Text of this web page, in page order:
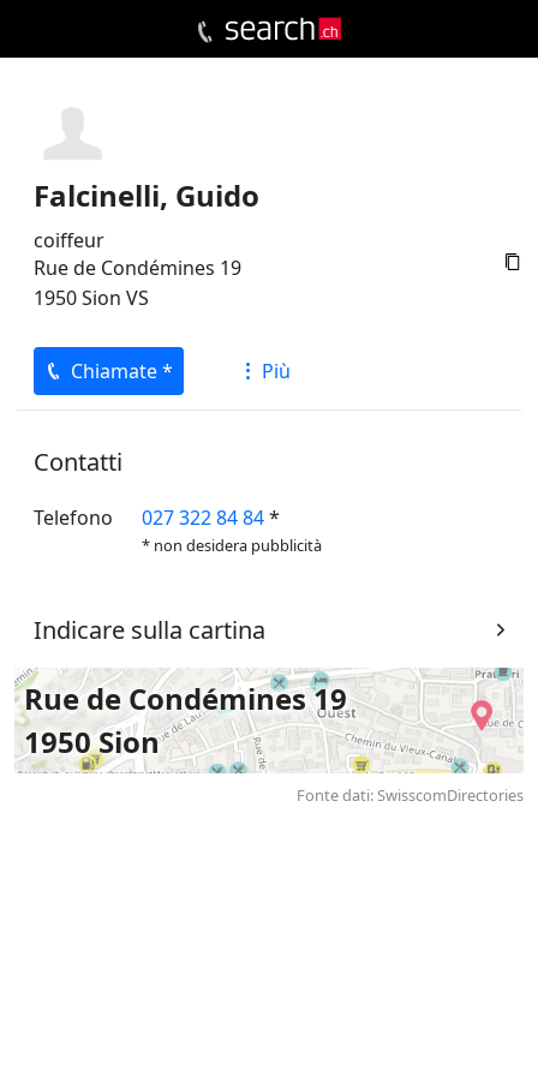
Falcinelli, Guido
coiffeur

Rue de Condémines 19
1950Sion VS
Chiamate * Più
Contatti
Telefono 027 322 84 84*
* non desidera pubblicità
Indicare sulla cartina
Rue de Condémines 19
1950 Sion
Fonte dati: SwisscomDirectories